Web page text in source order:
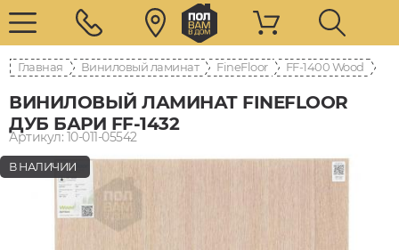
Главная Виниловый ламинат FineFloor FF-1400 Wood
ВИНИЛОВЫЙ ЛАМИНАТ FINEFLOOR
ДУБ БАРИ FF-1432
Артикул: 10-011-05542
В НАЛИЧИИ